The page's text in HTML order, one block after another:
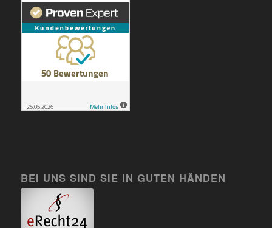
BEI UNS SIND SIE IN GUTEN HÄNDEN